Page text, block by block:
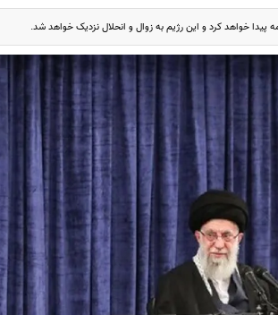
خواهد کرد و این رژیم به زوال و انحلال نزدیک خواهد شد.